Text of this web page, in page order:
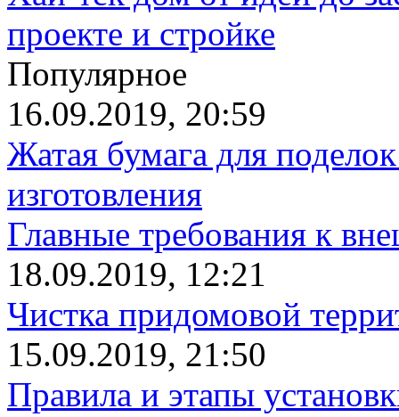
проекте и стройке
Популярное
16.09.2019, 20:59
Жатая бумага для
изготовления
Главные требования к
18.09.2019, 12:21
Чистка придомовой
15.09.2019, 21:50
Правила и этапы